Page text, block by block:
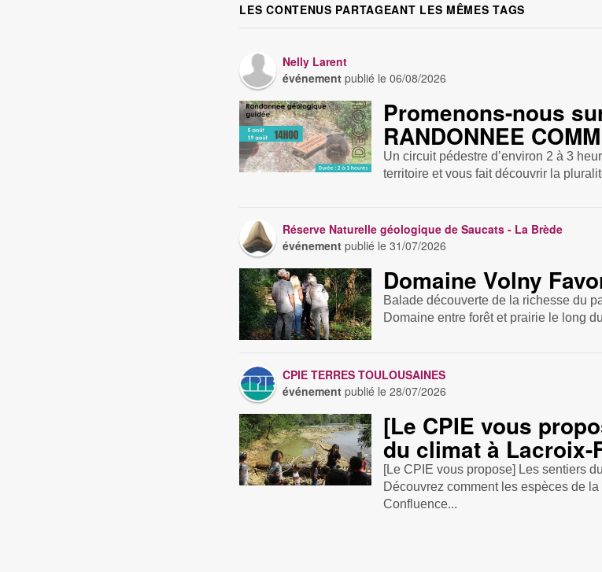
LES CONTENUS PARTAGEANT LES MÊMES TAGS
Nelly Larent
événement publié le06/08/2026
Promenons-nous
RANDONNEE
Un circuit pédestre d’environ 2 à 3
territoire et vous fait découvrir la
Réserve Naturelle géologique de Saucats - La Brède
événement publié le31/07/2026
Domaine Volny
Balade découverte de la richesse du
Domaine entre forêt et prairie le long
CPIE TERRES TOULOUSAINES
événement publié le28/07/2026
[Le CPIE vous
du climat à Lacroix-
[Le CPIE vous propose] Les sentiers
Découvrez comment les espèces de
Confluence...